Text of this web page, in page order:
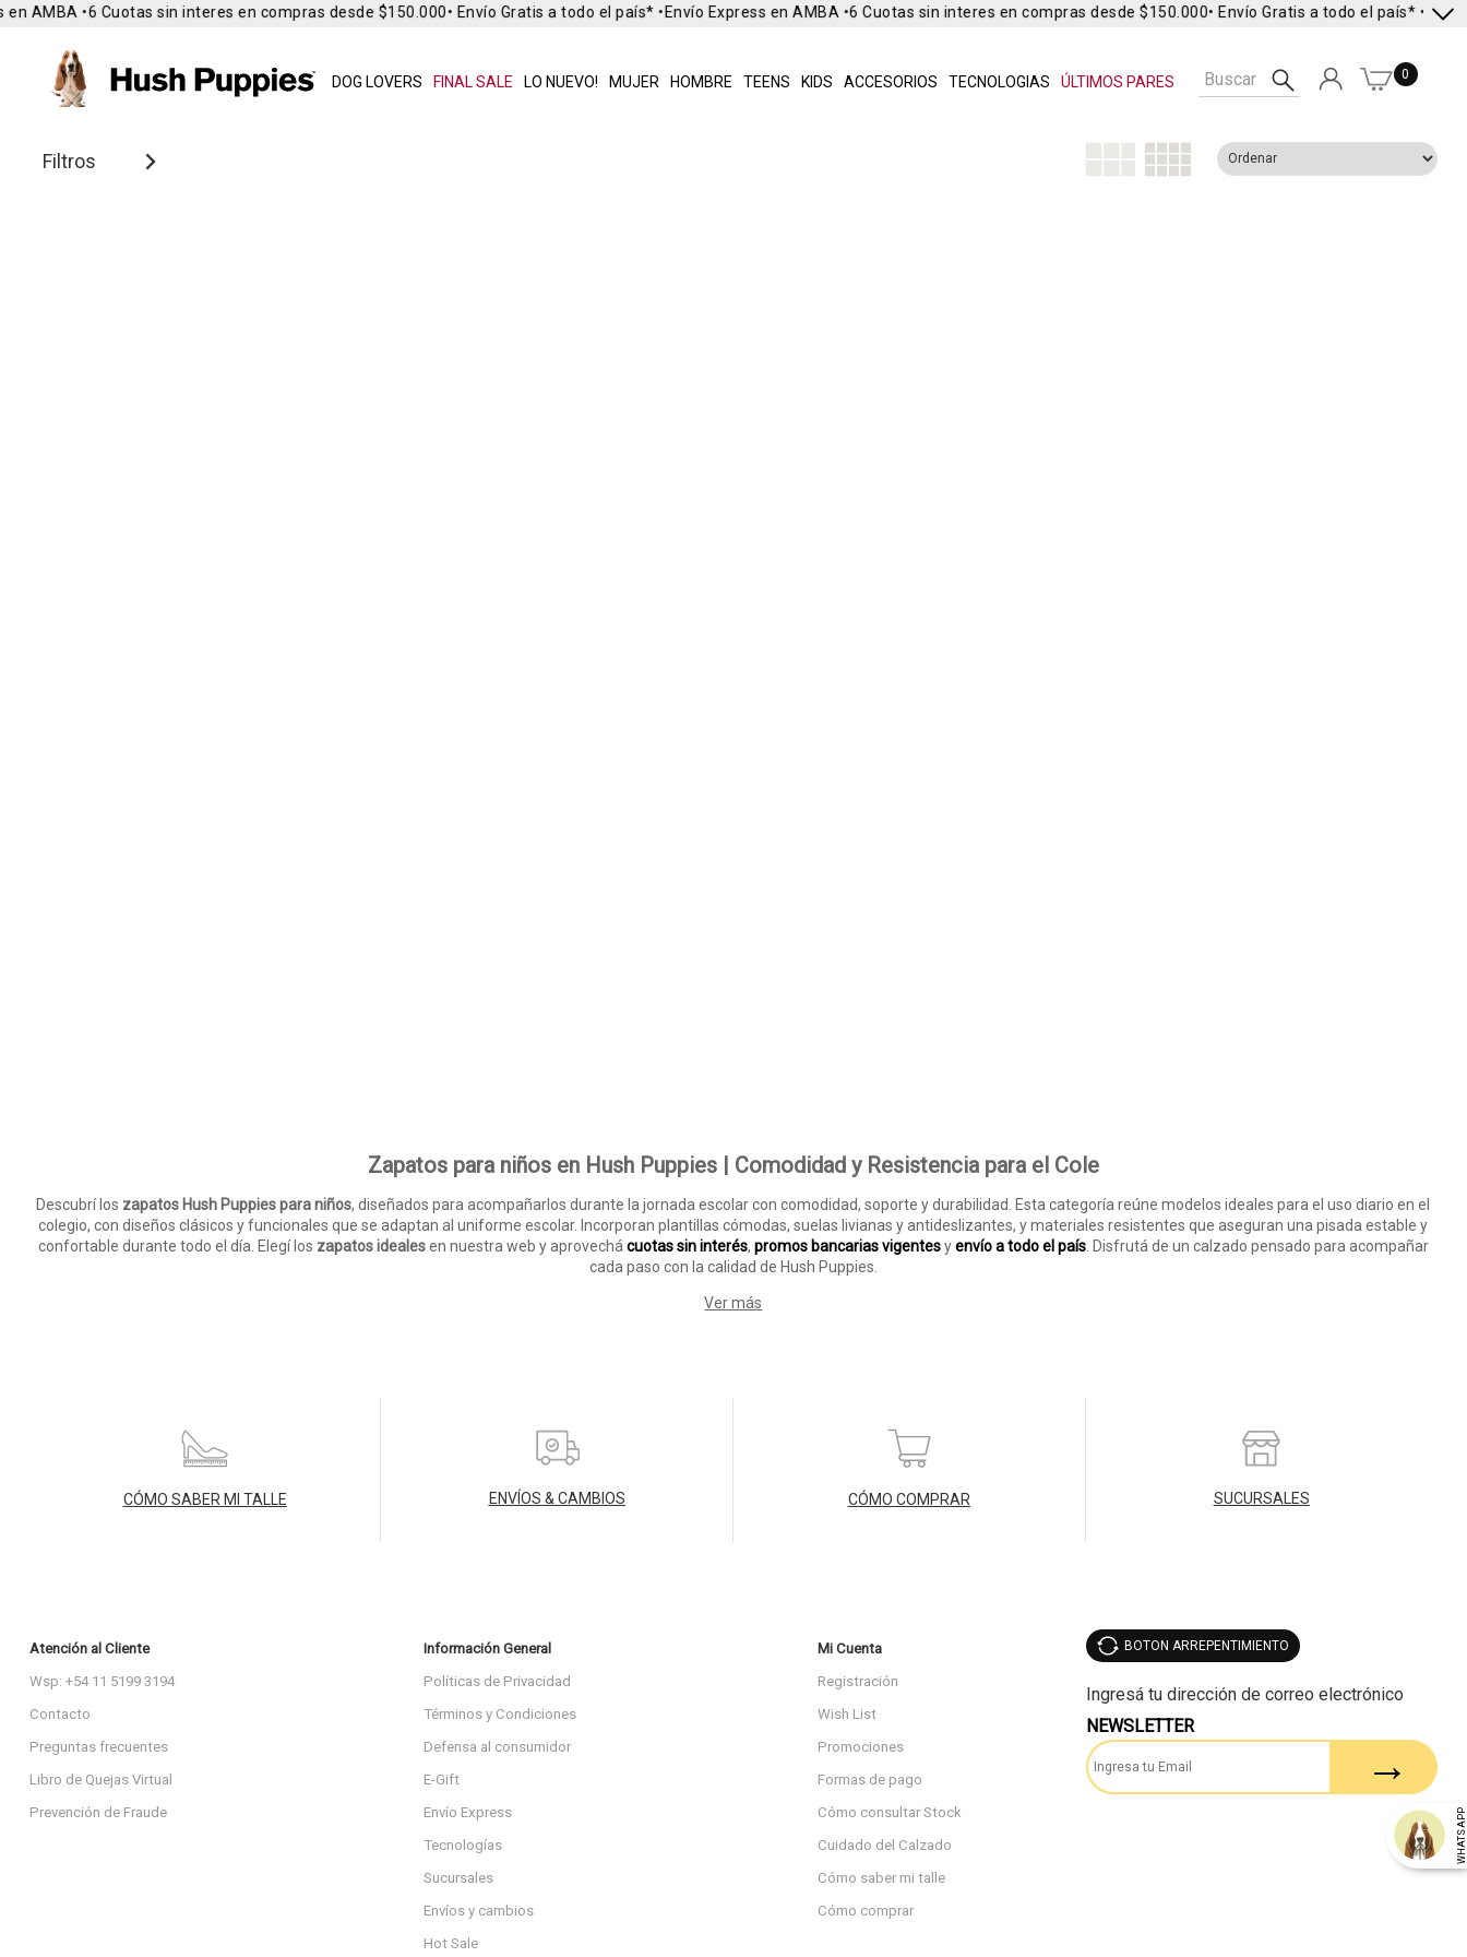
DOG LOVERS FINAL SALE LO NUEVO! MUJER HOMBRE TEENS KIDS ACCESORIOS TECNOLOGIAS ÚLTIMOS PARES
AMBA • 6 Cuotas sin interes en compras desde $150.000• Envío Gratis a todo el país* •Envío Express en AMBA •6 Cuotas sin interes en compras desde $150.000• Envío Gratis a todo el país* •Envío
0
Filtros
Zapatos para niños en Hush Puppies | Comodidad y Resistencia para el Cole
Descubrí los zapatos Hush Puppies para niños, diseñados para acompañarlos durante la jornada escolar con comodidad, soporte y durabilidad. Esta categoría reúne modelos ideales para el uso diario en el
colegio, con diseños clásicos y funcionales que se adaptan al uniforme escolar. Incorporan plantillas cómodas, suelas livianas y antideslizantes, y materiales resistentes que aseguran una pisada estable y
confortable durante todo el día. Elegí los zapatos idealesen nuestra web y aprovechá cuotas sin interés, promos bancarias vigentesyenvío a todo el país. Disfrutá de un calzado pensado para acompañar
cada paso con la calidad de Hush Puppies.
Ver más
CÓMO SABER MI TALLE ENVÍOS & CAMBIOS CÓMO COMPRAR SUCURSALES
Atención al Cliente
Wsp: +54 11 5199 3194
Contacto
Preguntas frecuentes
Libro de Quejas Virtual
Prevención de Fraude
Información General
Políticas de Privacidad
Términos y Condiciones
Defensa al consumidor
E-Gift
Envío Express
Tecnologías
Sucursales
Envíos y cambios
Hot Sale
Mi Cuenta
Registración
Wish List
Promociones
Formas de pago
Cómo consultar Stock
Cuidado del Calzado
Cómo saber mi talle
Cómo comprar
WHATSAPP
BOTON ARREPENTIMIENTO
NEWSLETTER